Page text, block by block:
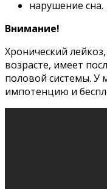
нарушение сна.
Внимание!
Хронический
возрасте, имеет
половой системы. У
импотенцию и